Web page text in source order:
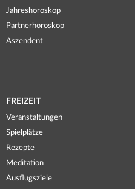
Jahreshoroskop
Partnerhoroskop
Aszendent
FREIZEIT
Veranstaltungen
Spielplätze
Rezepte
Meditation
Ausflugsziele